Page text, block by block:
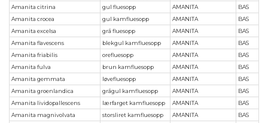
Amanita citrina
gul fluesopp AMANITA
BAS
Amanita crocea
gul kamfluesopp AMANITA
BAS
Amanita excelsa
grå fluesopp AMANITA
BAS
Amanita flavescens
blekgul kamfluesopp AMANITA
BAS
Amanita friabilis
orefluesopp AMANITA
BAS
Amanita fulva
brun kamfluesopp AMANITA
BAS
Amanita gemmata
løvefluesopp AMANITA
BAS
Amanita groenlandica
grågul kamfluesopp AMANITA
BAS
Amanita lividopallescens
lærfarget kamfluesopp AMANITA
BAS
Amanita magnivolvata
storsliret kamfluesopp AMANITA
BAS